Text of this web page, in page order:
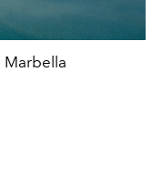
Marbella